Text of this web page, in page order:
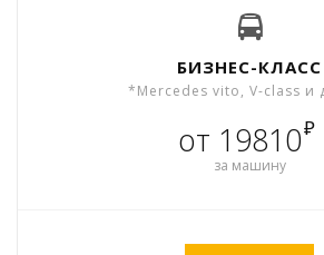
БИЗНЕС-КЛАСС
*Mercedes vito, V-class и
от 19810₽
за машину